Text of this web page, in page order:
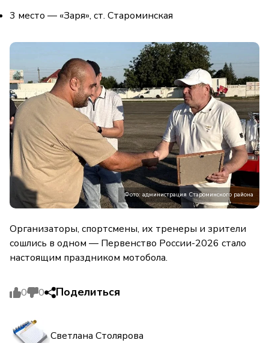
3 место — «Заря», ст. Староминская
Фото: администрация Староминского района
Организаторы, спортсмены, их тренеры и зрители
сошлись в одном — Первенство России-2026 стало
настоящим праздником мотобола.
0 0 Поделиться
Светлана Столярова